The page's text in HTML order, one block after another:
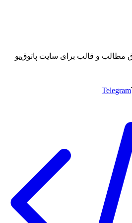
مطالب و قالب برای سایت پاتوق‌یو
Telegram